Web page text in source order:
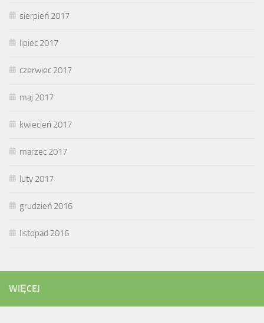
sierpień 2017
lipiec 2017
czerwiec 2017
maj 2017
kwiecień 2017
marzec 2017
luty 2017
grudzień 2016
listopad 2016
WIĘCEJ